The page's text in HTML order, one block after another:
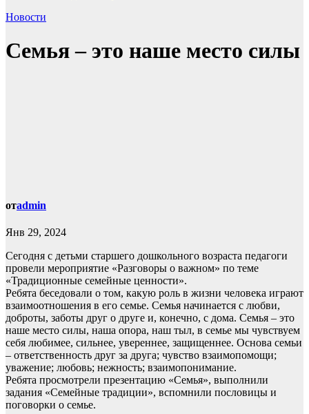
Новости
Семья – это наше место силы
отadmin
Янв 29, 2024
Сегодня с детьми старшего дошкольного возраста педагоги
провели мероприятие «Разговоры о важном» по теме
«Традиционные семейные ценности».
Ребята беседовали о том, какую роль в жизни человека играют
взаимоотношения в его семье. Семья начинается с любви,
доброты, заботы друг о друге и, конечно, с дома. Семья – это
наше место силы, наша опора, наш тыл, в семье мы чувствуем
себя любимее, сильнее, увереннее, защищеннее. Основа семьи
– ответственность друг за друга; чувство взаимопомощи;
уважение; любовь; нежность; взаимопонимание.
Ребята просмотрели презентацию «Семья», выполнили
задания «Семейные традиции», вспомнили пословицы и
поговорки о семье.